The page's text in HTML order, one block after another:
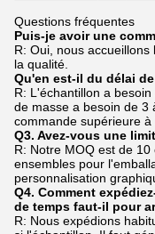
Questions fréquentes
Puis-je avoir une
R: Oui, nous
la qualité.
Qu'en est-il du délai
R: L'échantillon a
de masse a besoin de 3
commande supérieure à
Q3. Avez-vous une
R: Notre MOQ est de
ensembles pour
personnalisation
Q4. Comment
de temps faut-il pour
R: Nous expédions